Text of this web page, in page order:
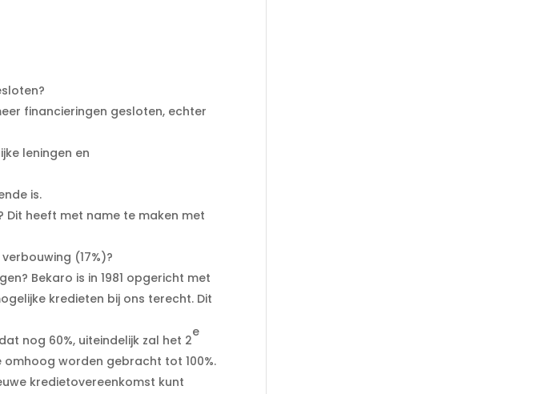
financieringen gesloten, echter
leningen en
is.
heeft met name te maken met
(17%)?
Bekaro is in 1981 opgericht met
kredieten bij ons terecht. Dit
nog 60%, uiteindelijk zal het 2
e
worden gebracht tot 100%.
kredietovereenkomst kunt